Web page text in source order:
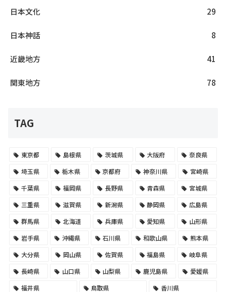
日本文化 29
日本神話 8
近畿地方 41
関東地方 78
TAG
東京都 島根県 茨城県 大阪府
奈良県
埼玉県
栃木県 京都府 神奈川県
宮崎県
千葉県
福岡県 長野県 青森県
宮城県
三重県
滋賀県 新潟県 静岡県
広島県
群馬県
北海道 兵庫県 愛知県
山形県
岩手県
沖縄県 石川県 和歌山県
熊本県
大分県
岡山県 佐賀県 福島県
岐阜県
長崎県
山口県 山梨県 鹿児島県
愛媛県
福井県
鳥取県 香川県